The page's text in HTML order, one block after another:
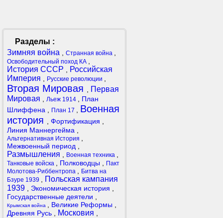
Разделы :
Зимняя война
Странная война
Освободительный поход КА
История СССР
Российская
Империя
Русские революции
Вторая Мировая
Первая
Мировая
Льеж 1914
План
Шлиффена
План 17
Военная
история
Фортификация
Линия Маннергейма
Альтернативная История
Межвоенный период
Размышления Военная техника
Танковые войска Полководцы
Пакт
Молотова-Риббентропа
Битва на
Бзуре 1939
Польская кампания
1939
Экономическая история
Государственные деятели
Крымская война Великие Реформы
Древняя Русь
Московия